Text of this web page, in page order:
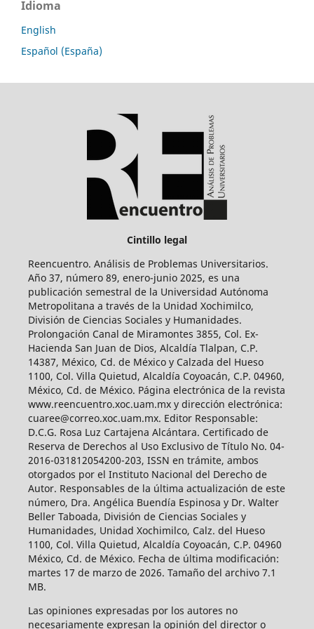
Idioma
English
Español (España)
Cintillo legal
Reencuentro. Análisis de Problemas Universitarios.
Año 37, número 89, enero-junio 2025, es una
publicación semestral de la Universidad Autónoma
Metropolitana a través de la Unidad Xochimilco,
División de Ciencias Sociales y Humanidades.
Prolongación Canal de Miramontes 3855, Col. Ex-
Hacienda San Juan de Dios, Alcaldía Tlalpan, C.P.
14387, México, Cd. de México y Calzada del Hueso
1100, Col. Villa Quietud, Alcaldía Coyoacán, C.P. 04960,
México, Cd. de México. Página electrónica de la revista
www.reencuentro.xoc.uam.mx y dirección electrónica:
cuaree@correo.xoc.uam.mx. Editor Responsable:
D.C.G. Rosa Luz Cartajena Alcántara. Certificado de
Reserva de Derechos al Uso Exclusivo de Título No. 04-
2016-031812054200-203, ISSN en trámite, ambos
otorgados por el Instituto Nacional del Derecho de
Autor. Responsables de la última actualización de este
número, Dra. Angélica Buendía Espinosa y Dr. Walter
Beller Taboada, División de Ciencias Sociales y
Humanidades, Unidad Xochimilco, Calz. del Hueso
1100, Col. Villa Quietud, Alcaldía Coyoacán, C.P. 04960
México, Cd. de México. Fecha de última modificación:
martes 17 de marzo de 2026. Tamaño del archivo 7.1
MB.
Las opiniones expresadas por los autores no
necesariamente expresan la opinión del director o